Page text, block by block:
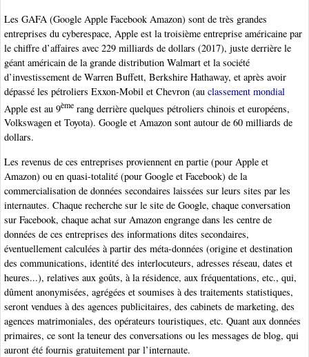
Les GAFA (Google Apple Facebook Amazon) sont de très grandes
entreprises du cyberespace, Apple est la troisième entreprise américaine par
le chiffre d’affaires avec 229 milliards de dollars (2017), juste derrière le
géant américain de la grande distribution Walmart et la société
d’investissement de Warren Buffett, Berkshire Hathaway, et après avoir
dépassé les pétroliers Exxon-Mobil et Chevron (au classement mondial
Apple est au 9ème rang derrière quelques pétroliers chinois et européens,
Volkswagen et Toyota). Google et Amazon sont autour de 60 milliards de
dollars.
Les revenus de ces entreprises proviennent en partie (pour Apple et
Amazon) ou en quasi-totalité (pour Google et Facebook) de la
commercialisation de données secondaires laissées sur leurs sites par les
internautes. Chaque recherche sur le site de Google, chaque conversation
sur Facebook, chaque achat sur Amazon engrange dans les centre de
données de ces entreprises des informations dites secondaires,
éventuellement calculées à partir des méta-données (origine et destination
des communications, identité des interlocuteurs, adresses réseau, dates et
heures...), relatives aux goûts, à la résidence, aux fréquentations, etc., qui,
dûment anonymisées, agrégées et soumises à des traitements statistiques,
seront vendues à des agences publicitaires, des cabinets de marketing, des
agences matrimoniales, des opérateurs touristiques, etc. Quant aux données
primaires, ce sont la teneur des conversations ou les messages de blog, qui
auront été fournis gratuitement par l’internaute.